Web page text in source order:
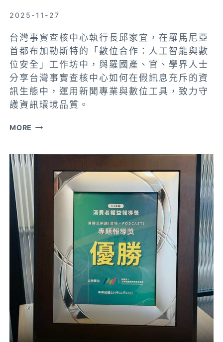
真
世
界
2025-11-27
台灣事實查核中心執行長邱家宜，在羅馬尼亞
首都布加勒斯特的「數位合作：人工智能與數
位安全」工作坊中，與羅國產、官、學界人士
分享台灣事實查核中心如何在假訊息充斥的資
訊生態中，運用新聞專業與數位工具，致力守
護資訊環境品質。
MORE 台
事
實
核
心
與
尼
亞
公